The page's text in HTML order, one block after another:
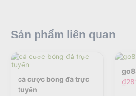
Sản phẩm liên quan
cá cược bóng đá trực
tuyến